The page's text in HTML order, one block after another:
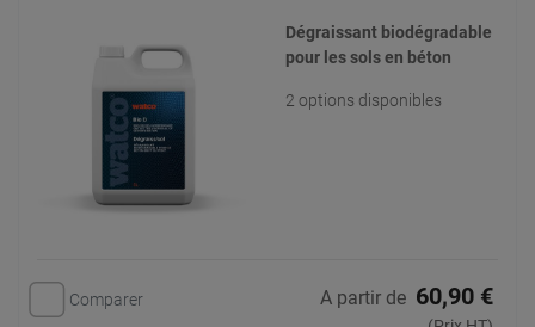
Dégraissant biodégradable
pour les sols en béton
2 options disponibles
Comparer A partir de 60,90 €